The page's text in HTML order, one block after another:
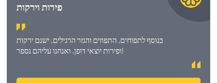
פירות וירקות
בנוסף לתפוחים, התפוזים והגזר הרגילים, ישנם ירקות
ופירות יוצאי דופן. ואנחנו עליהם נספר!